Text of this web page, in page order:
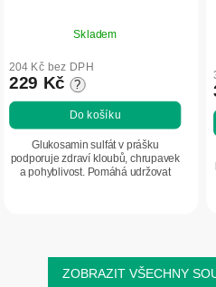
Skladem
204 Kč bez DPH
229 Kč ?
Do košíku
Glukosamin sulfát v prášku
podporuje zdraví kloubů, chrupavek
a pohyblivost. Pomáhá udržovat
ZOBRAZIT VŠECHNY